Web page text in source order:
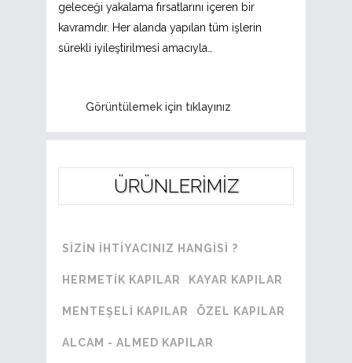
geleceği yakalama fırsatlarını içeren bir
kavramdır. Her alanda yapılan tüm işlerin
sürekli iyileştirilmesi amacıyla…
Görüntülemek için tıklayınız
ÜRÜNLERİMİZ
SIZIN IHTIYACINIZ HANGISI ?
HERMETİK KAPILAR KAYAR KAPILAR
MENTEŞELİ KAPILAR ÖZEL KAPILAR
ALCAM - ALMED KAPILAR